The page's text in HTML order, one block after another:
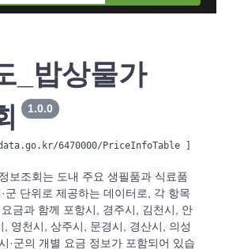
_밥상물가
1.0.0
6470000/PriceInfoTable
보조회는 도내 주요 생필품과 식료품
군 단위로 제공하는 데이터로, 각 항목
금과 함께 포항시, 경주시, 김천시, 안
, 영천시, 상주시, 문경시, 경산시, 의성
·군의 개별 요금 정보가 포함되어 있습